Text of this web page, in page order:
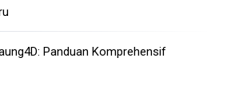
Panduan Komprehensif